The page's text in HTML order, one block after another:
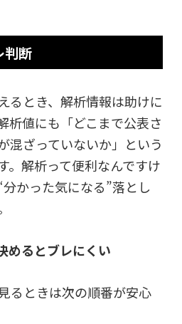
判断
るとき、解析情報は助けに
析値にも「どこまで公表さ
混ざっていないか」という
。解析って便利なんですけ
かった気になる”落とし
めるとブレにくい
るときは次の順番が安心